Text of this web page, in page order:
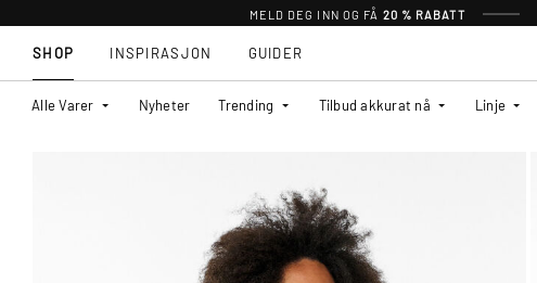
MELD DEG INN OG FÅ 20 % RABATT
SHOP
Alle Varer Nyheter Trending Tilbud akkurat nå Linje
INSPIRASJON GUIDER